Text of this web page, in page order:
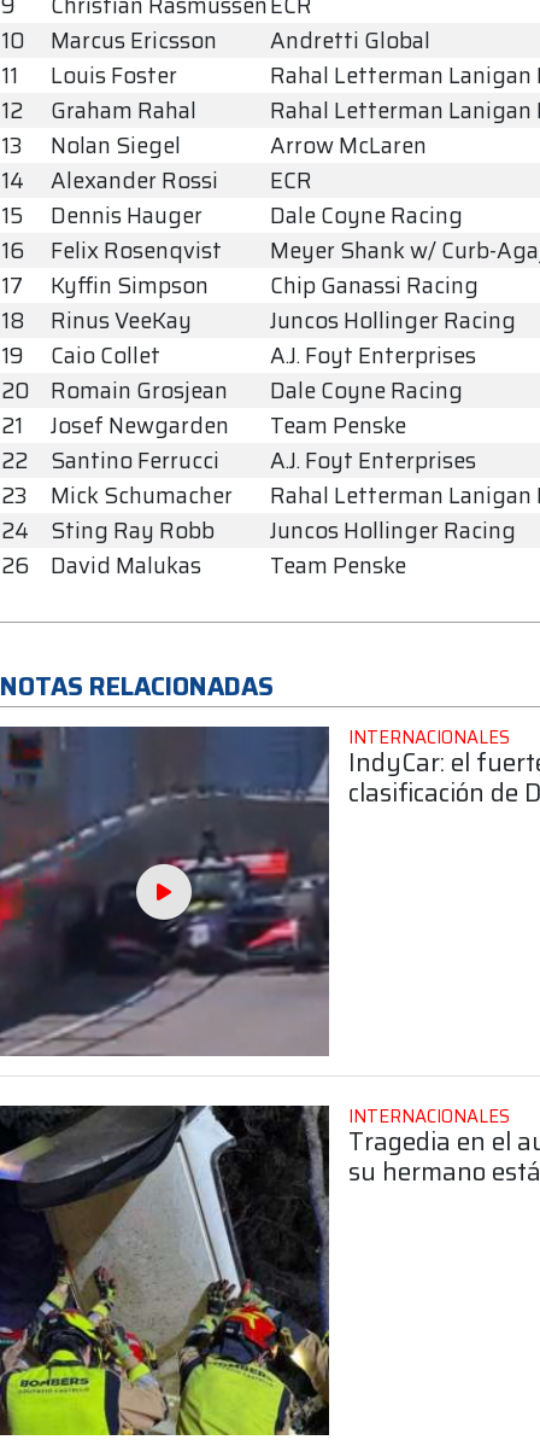
10
Marcus Ericsson
Andretti Global
11
Louis Foster
Rahal Letterman Lanigan
12
Graham Rahal
Rahal Letterman Lanigan
13
Nolan Siegel
Arrow McLaren
14
Alexander Rossi
ECR
15
Dennis Hauger
Dale Coyne Racing
16
Felix Rosenqvist
Meyer Shank w/ Curb-
17
Kyffin Simpson
Chip Ganassi Racing
18
Rinus VeeKay
Juncos Hollinger Racing
19
Caio Collet
A.J. Foyt Enterprises
20
Romain Grosjean
Dale Coyne Racing
21
Josef Newgarden
Team Penske
22
Santino Ferrucci
A.J. Foyt Enterprises
23
Mick Schumacher
Rahal Letterman Lanigan
24
Sting Ray Robb
Juncos Hollinger Racing
26
David Malukas Team Penske
NOTAS RELACIONADAS
INTERNACIONALES
IndyCar: el
clasificación de
INTERNACIONALES
Tragedia en el
su hermano